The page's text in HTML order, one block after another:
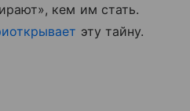
кем им стать.
эту тайну.